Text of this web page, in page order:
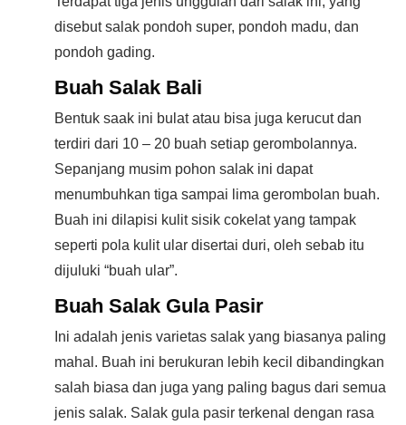
disebut salak pondoh super, pondoh madu, dan
pondoh gading.
Buah Salak Bali
Bentuk saak ini bulat atau bisa juga kerucut dan
terdiri dari 10 – 20 buah setiap gerombolannya.
Sepanjang musim pohon salak ini dapat
menumbuhkan tiga sampai lima gerombolan buah.
Buah ini dilapisi kulit sisik cokelat yang tampak
seperti pola kulit ular disertai duri, oleh sebab itu
dijuluki “buah ular”.
Buah Salak Gula Pasir
Ini adalah jenis varietas salak yang biasanya paling
mahal. Buah ini berukuran lebih kecil dibandingkan
salah biasa dan juga yang paling bagus dari semua
jenis salak. Salak gula pasir terkenal dengan rasa